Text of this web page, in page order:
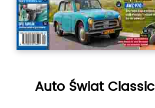
Auto Świat Classic